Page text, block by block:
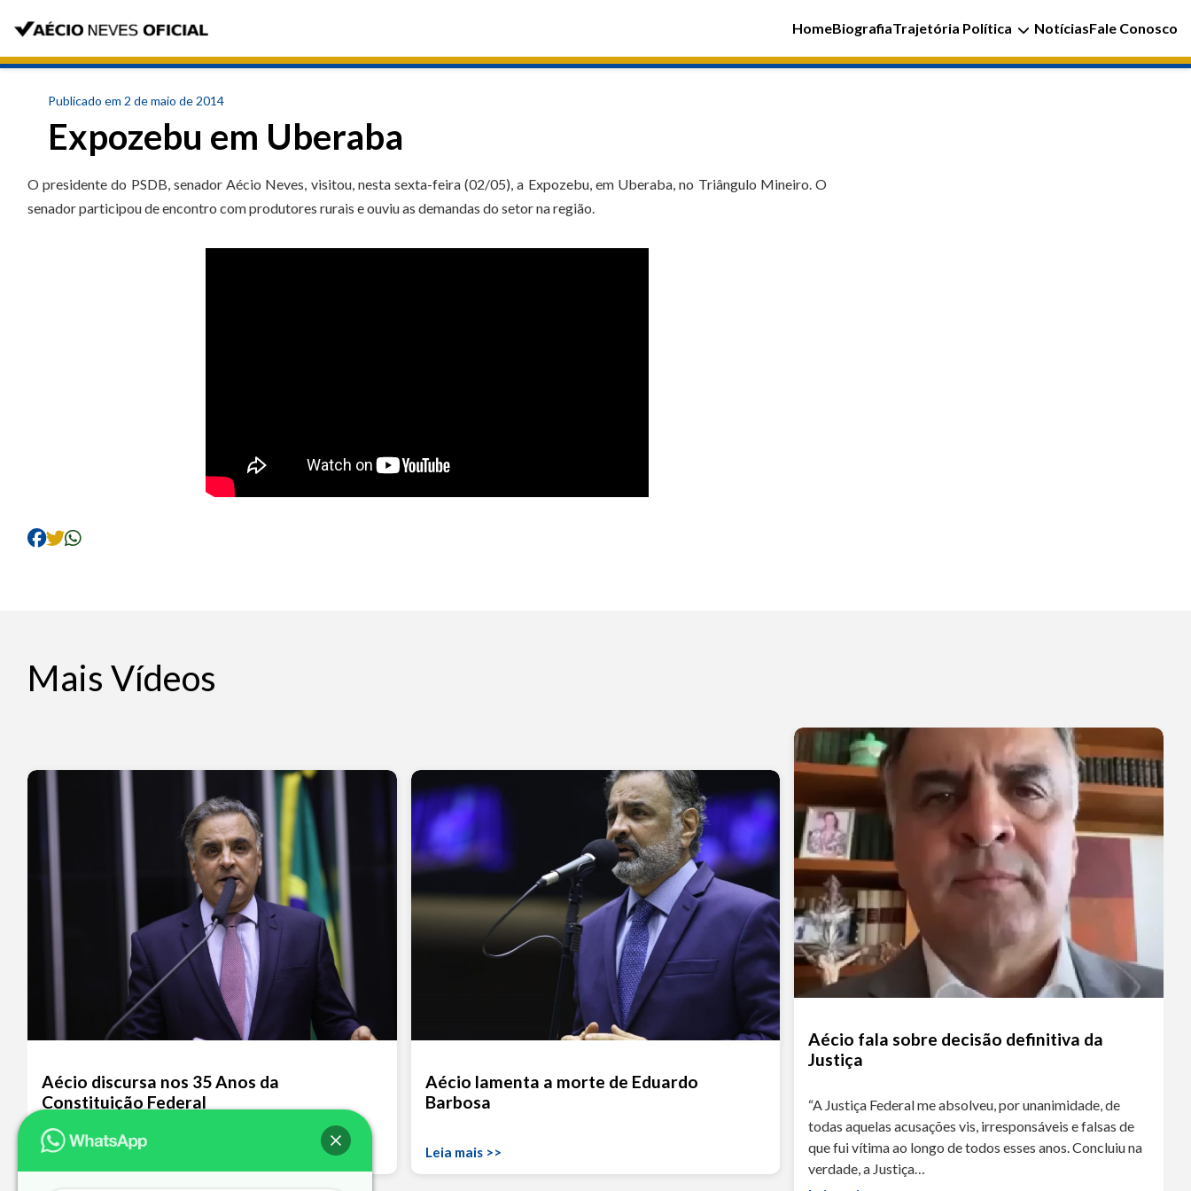
HomeBiografiaTrajetória Política NotíciasFale Conosco
Publicado em 2 de maio de 2014
Expozebu em Uberaba
O presidente do PSDB, senador Aécio Neves, visitou, nesta sexta-feira (02/05), a Expozebu, em Uberaba, no Triângulo Mineiro. O
senador participou de encontro com produtores rurais e ouviu as demandas do setor na região.
Mais Vídeos
Aécio discursa nos 35 Anos da
Constituição Federal
Leia mais >>
Aécio lamenta a morte de Eduardo
Barbosa
Leia mais >>
Aécio fala sobre decisão definitiva da
Justiça
“A Justiça Federal me absolveu, por unanimidade, de
todas aquelas acusações vis, irresponsáveis e falsas de
que fui vítima ao longo de todos esses anos. Concluiu na
verdade, a Justiça…